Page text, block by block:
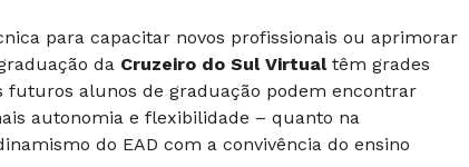
para capacitar novos profissionais ou aprimorar
da Cruzeiro do Sul Virtualtêm grades
futuros alunos de graduação podem encontrar
autonomia e flexibilidade – quanto na
do EAD com a convivência do ensino